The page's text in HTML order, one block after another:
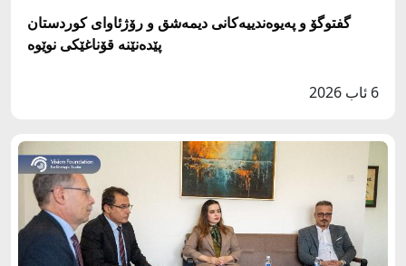
گفتوگۆ و پەیوەندییەکانی دیمەشق و رۆژئاوای کوردستان
پێدەنێنە قۆناغێکی نوێوە
6 ئاب 2026